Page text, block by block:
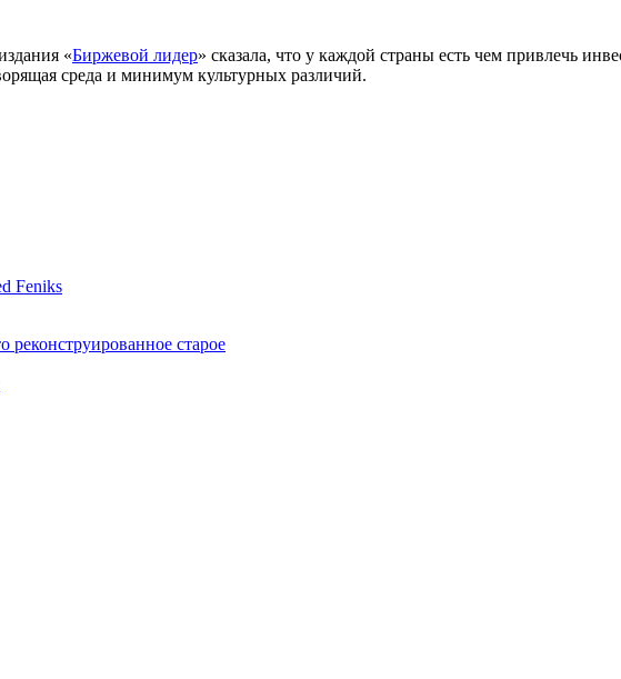
«Биржевой лидер» сказала, что у каждой страны есть чем привлечь
среда и минимум культурных различий.
Feniks
старое